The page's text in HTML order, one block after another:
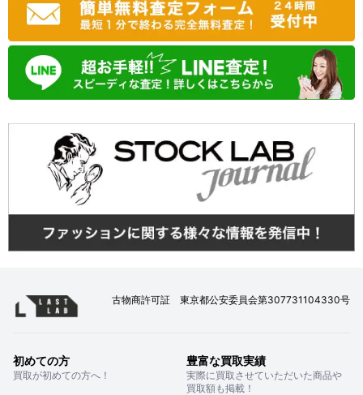
古物商許可証 東京都公安委員会第307731104330号
初めての方
買取が初めての方へ！
豊富な買取実績
実際に買取させていただいた商品や
買取額も掲載！